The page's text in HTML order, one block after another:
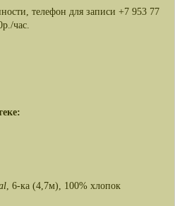
телефон для записи +7 953 77
час.
, 6-ка (4,7м), 100% хлопок